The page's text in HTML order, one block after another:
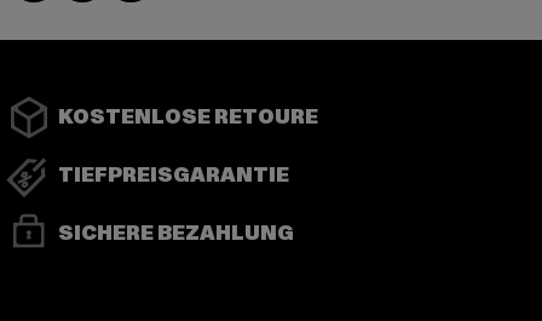
KOSTENLOSE RETOURE
TIEFPREISGARANTIE
SICHERE BEZAHLUNG